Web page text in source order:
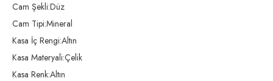
Cam Şekli:Düz
Cam Tipi:Mineral
Kasa İç Rengi:Altın
Kasa Materyali:Çelik
Kasa Renk:Altın